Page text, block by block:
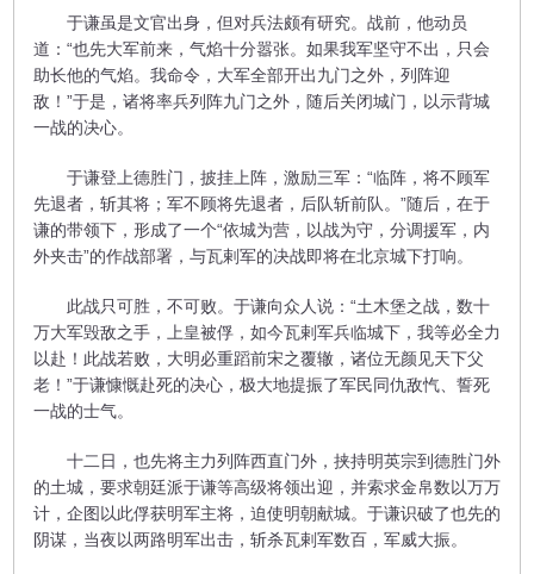
于谦虽是文官出身，但对兵法颇有研究。战前，他动员
道：“也先大军前来，气焰十分嚣张。如果我军坚守不出，只会
助长他的气焰。我命令，大军全部开出九门之外，列阵迎
敌！”于是，诸将率兵列阵九门之外，随后关闭城门，以示背城
一战的决心。
于谦登上德胜门，披挂上阵，激励三军：“临阵，将不顾军
先退者，斩其将；军不顾将先退者，后队斩前队。”随后，在于
谦的带领下，形成了一个“依城为营，以战为守，分调援军，内
外夹击”的作战部署，与瓦剌军的决战即将在北京城下打响。
此战只可胜，不可败。于谦向众人说：“土木堡之战，数十
万大军毁敌之手，上皇被俘，如今瓦剌军兵临城下，我等必全力
以赴！此战若败，大明必重蹈前宋之覆辙，诸位无颜见天下父
老！”于谦慷慨赴死的决心，极大地提振了军民同仇敌忾、誓死
一战的士气。
十二日，也先将主力列阵西直门外，挟持明英宗到德胜门外
的土城，要求朝廷派于谦等高级将领出迎，并索求金帛数以万万
计，企图以此俘获明军主将，迫使明朝献城。于谦识破了也先的
阴谋，当夜以两路明军出击，斩杀瓦剌军数百，军威大振。